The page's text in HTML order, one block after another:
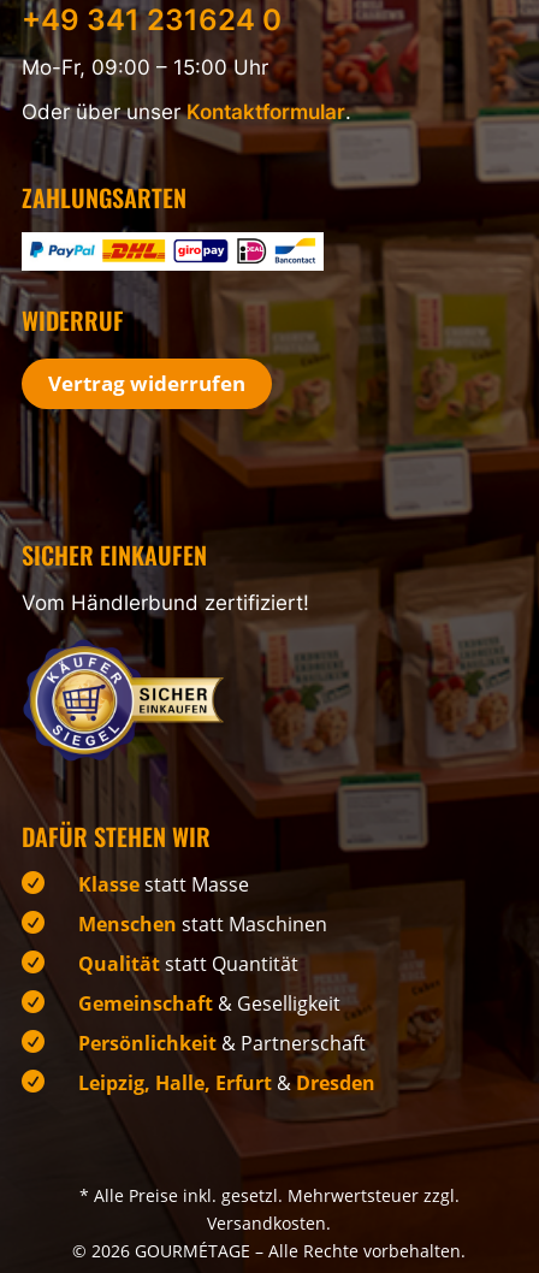
+49 341 231624 0
Mo-Fr, 09:00 – 15:00 Uhr
Oder über unserKontaktformular.
ZAHLUNGSARTEN
WIDERRUF
Vertrag widerrufen
SICHER EINKAUFEN
Vom Händlerbund zertifiziert!
DAFÜR STEHEN WIR
 Klassestatt Masse
 Menschen statt Maschinen
 Qualitätstatt Quantität
 Gemeinschaft & Geselligkeit
 Persönlichkeit & Partnerschaft
 Leipzig, Halle, Erfurt &Dresden
* Alle Preise inkl. gesetzl. Mehrwertsteuer zzgl.
Versandkosten.
© 2026 GOURMÉTAGE – Alle Rechte vorbehalten.